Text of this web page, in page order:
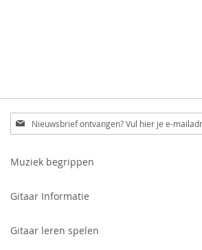
Schrijf
je
voor
Muziek begrippen
Gitaar Informatie
Gitaar leren spelen